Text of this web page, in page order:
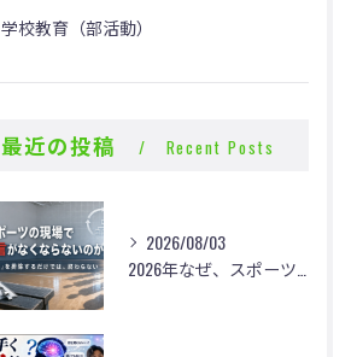
学校教育（部活動）
最近の投稿 Recent Posts
2026/08/03